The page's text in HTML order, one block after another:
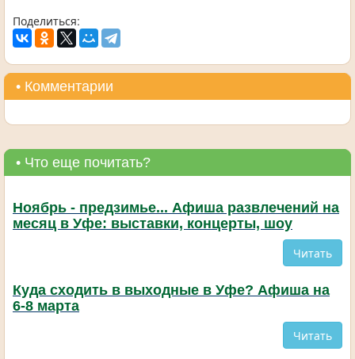
Поделиться:
• Комментарии
• Что еще почитать?
Ноябрь - предзимье... Афиша развлечений на
месяц в Уфе: выставки, концерты, шоу
Читать
Куда сходить в выходные в Уфе? Афиша на
6-8 марта
Читать